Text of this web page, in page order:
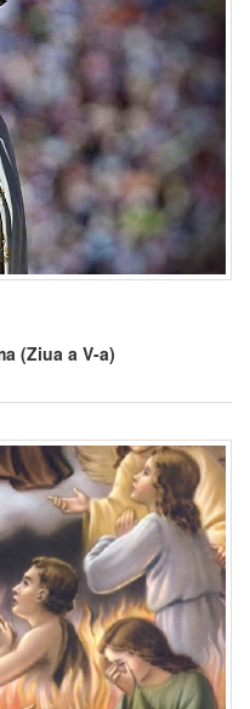
(Ziua a V-a)